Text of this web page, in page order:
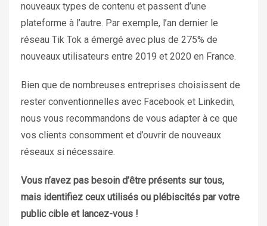
nouveaux types de contenu et passent d’une
plateforme à l’autre. Par exemple, l’an dernier le
réseau Tik Tok a émergé avec plus de 275% de
nouveaux utilisateurs entre 2019 et 2020 en France.
Bien que de nombreuses entreprises choisissent de
rester conventionnelles avec Facebook et Linkedin,
nous vous recommandons de vous adapter à ce que
vos clients consomment et d’ouvrir de nouveaux
réseaux si nécessaire.
Vous n’avez pas besoin d’être présents sur tous,
mais identifiez ceux utilisés ou plébiscités par votre
public cible et lancez-vous !